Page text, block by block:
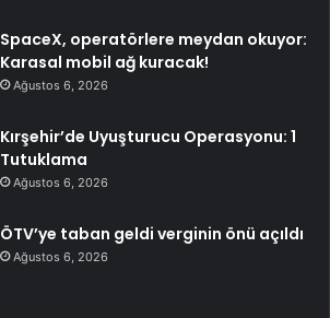
SpaceX, operatörlere meydan okuyor:
Karasal mobil ağ kuracak!
Ağustos 6, 2026
Kırşehir’de Uyuşturucu Operasyonu: 1
Tutuklama
Ağustos 6, 2026
ÖTV’ye taban geldi verginin önü açıldı
Ağustos 6, 2026